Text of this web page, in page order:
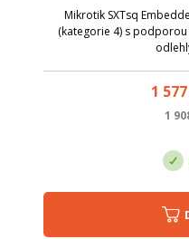
Mikrotik SXTsq
(kategorie 4) s podporou
1 577
1